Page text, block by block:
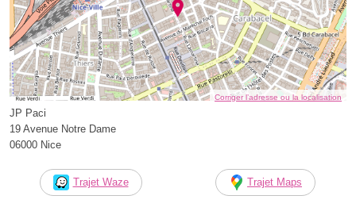
Corriger l’adresse ou la localisation
JP Paci
19 Avenue Notre Dame
06000 Nice
Trajet Waze Trajet Maps